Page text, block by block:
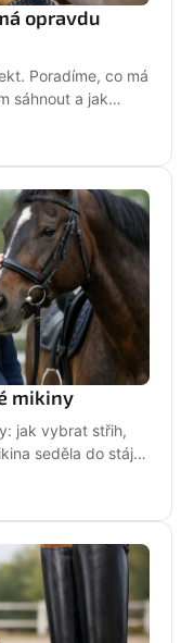
opravdu
Poradíme, co má
sáhnout a jak
mikiny
jak vybrat střih,
seděla do stáje,